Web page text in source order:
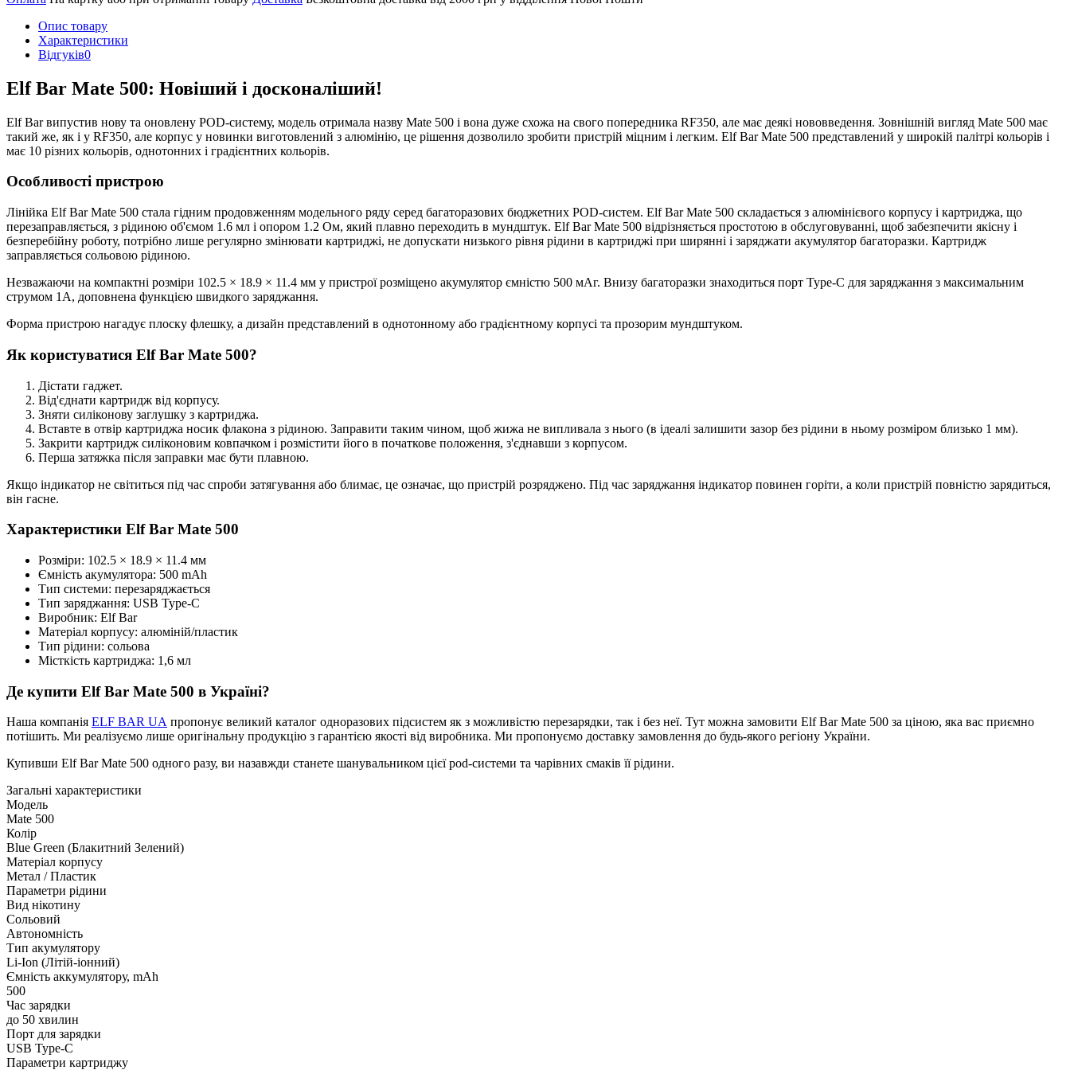
Опис товару
Характеристики
Відгуків0
Elf Bar Mate 500: Новіший і досконаліший!
Elf Bar випустив нову та оновлену POD-систему, модель отримала назву Mate 500 і вона дуже схожа на свого попередника RF350, але має деякі нововведення. Зовнішній вигляд Mate 500 має
такий же, як і у RF350, але корпус у новинки виготовлений з алюмінію, це рішення дозволило зробити пристрій міцним і легким. Elf Bar Mate 500 представлений у широкій палітрі кольорів і
має 10 різних кольорів, однотонних і градієнтних кольорів.
Особливості пристрою
Лінійка Elf Bar Mate 500 стала гідним продовженням модельного ряду серед багаторазових бюджетних POD-систем. Elf Bar Mate 500 складається з алюмінієвого корпусу і картриджа, що
перезаправляється, з рідиною об'ємом 1.6 мл і опором 1.2 Ом, який плавно переходить в мундштук. Elf Bar Mate 500 відрізняється простотою в обслуговуванні, щоб забезпечити якісну і
безперебійну роботу, потрібно лише регулярно змінювати картриджі, не допускати низького рівня рідини в картриджі при ширянні і заряджати акумулятор багаторазки. Картридж
заправляється сольовою рідиною.
Незважаючи на компактні розміри 102.5 × 18.9 × 11.4 мм у пристрої розміщено акумулятор ємністю 500 мАг. Внизу багаторазки знаходиться порт Type-C для заряджання з максимальним
струмом 1А, доповнена функцією швидкого заряджання.
Форма пристрою нагадує плоску флешку, а дизайн представлений в однотонному або градієнтному корпусі та прозорим мундштуком.
Як користуватися Elf Bar Mate 500?
Дістати гаджет.
Від'єднати картридж від корпусу.
Зняти силіконову заглушку з картриджа.
Вставте в отвір картриджа носик флакона з рідиною. Заправити таким чином, щоб жижа не випливала з нього (в ідеалі залишити зазор без рідини в ньому розміром близько 1 мм).
Закрити картридж силіконовим ковпачком і розмістити його в початкове положення, з'єднавши з корпусом.
Перша затяжка після заправки має бути плавною.
Якщо індикатор не світиться під час спроби затягування або блимає, це означає, що пристрій розряджено. Під час заряджання індикатор повинен горіти, а коли пристрій повністю зарядиться,
він гасне.
Характеристики Elf Bar Mate 500
Розміри: 102.5 × 18.9 × 11.4 мм
Ємність акумулятора: 500 mAh
Тип системи: перезаряджається
Тип заряджання: USB Type-C
Виробник: Elf Bar
Матеріал корпусу: алюміній/пластик
Тип рідини: сольова
Місткість картриджа: 1,6 мл
Де купити Elf Bar Mate 500 в Україні?
Наша компанія ELF BAR UA пропонує великий каталог одноразових підсистем як з можливістю перезарядки, так і без неї. Тут можна замовити Elf Bar Mate 500 за ціною, яка вас приємно
потішить. Ми реалізуємо лише оригінальну продукцію з гарантією якості від виробника. Ми пропонуємо доставку замовлення до будь-якого регіону України.
Купивши Elf Bar Mate 500 одного разу, ви назавжди станете шанувальником цієї pod-системи та чарівних смаків її рідини.
Загальні характеристики
Модель
Mate 500
Колір
Blue Green (Блакитний Зелений)
Матеріал корпусу
Метал / Пластик
Параметри рідини
Вид нікотину
Сольовий
Автономність
Тип акумулятору
Li-Ion (Літій-іонний)
Ємність аккумулятору, mAh
500
Час зарядки
до 50 хвилин
Порт для зарядки
USB Type-C
Параметри картриджу